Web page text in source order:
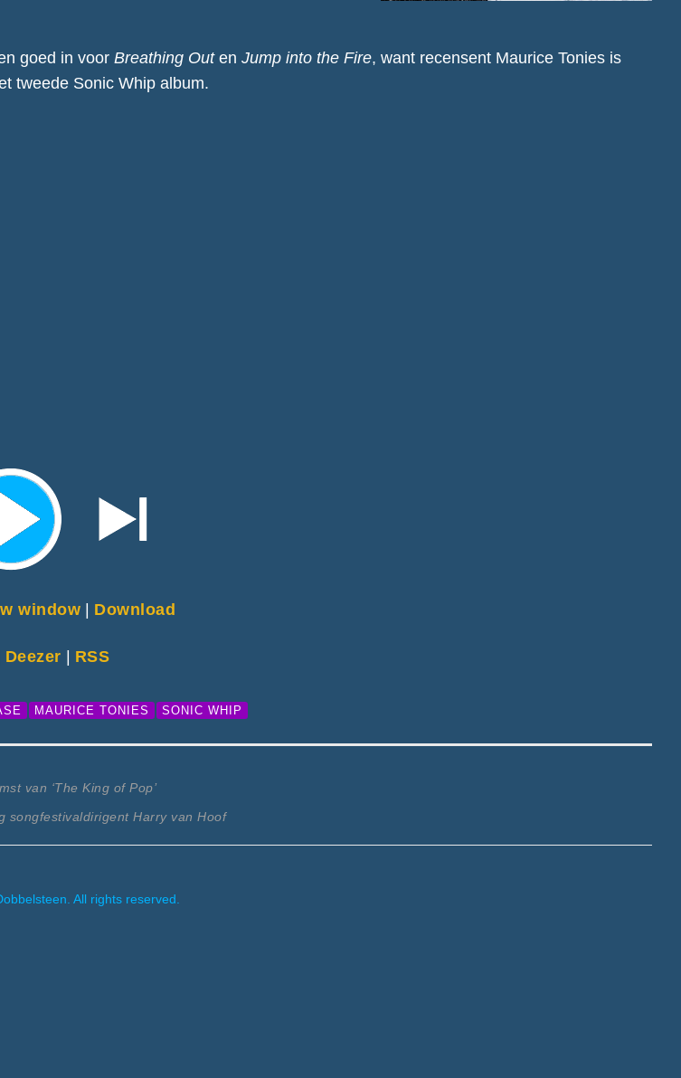
goed in voorBreathing Outen Jump into the Fire, want recensent Maurice Tonies is
tweede Sonic Whip album.
window | Download
Deezer | RSS
MAURICE TONIES SONIC WHIP
van ‘The King of Pop’
songfestivaldirigent Harry van Hoof
All rights reserved.